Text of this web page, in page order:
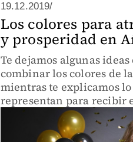
19.12.2019/
Los colores para
y prosperidad en
Te dejamos algunas ideas
combinar los colores de
mientras te explicamos lo
representan para recibir